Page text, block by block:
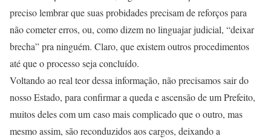
preciso lembrar que suas probidades precisam de reforços para
não cometer erros, ou, como dizem no linguajar judicial, “deixar
brecha” pra ninguém. Claro, que existem outros procedimentos
até que o processo seja concluído.
Voltando ao real teor dessa informação, não precisamos sair do
nosso Estado, para confirmar a queda e ascensão de um Prefeito,
muitos deles com um caso mais complicado que o outro, mas
mesmo assim, são reconduzidos aos cargos, deixando a